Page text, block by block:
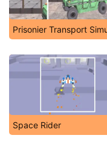
Prisonier Transport
Space Rider